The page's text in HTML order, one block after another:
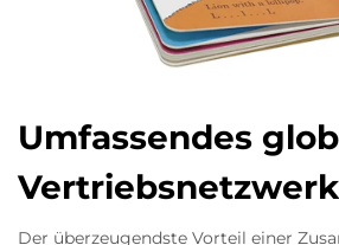
Umfassendes
Vertriebsnetzwerk
Der überzeugendste Vorteil einer